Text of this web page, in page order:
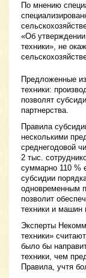
По мнению
«Об
техники», не
Предложенные
техники:
позволят
партнерства.
Правила
несколькими
среднегодовой
2 тыс.
суммарно 110 %
субсидии
одновременным
позволит
техники и машин
Эксперты
техники»
было бы
техники, чем
Правила, учтя